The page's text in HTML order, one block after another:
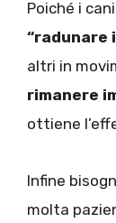
Poiché i
“radunare
altri in
rimanere
ottiene
Infine
molta